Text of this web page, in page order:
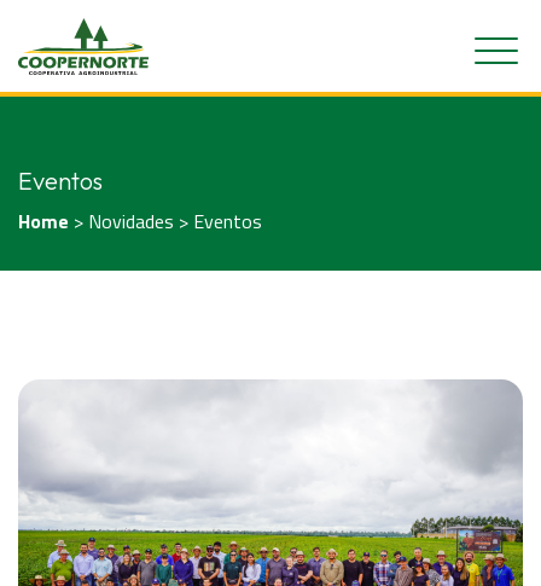
Eventos
Home > Novidades > Eventos